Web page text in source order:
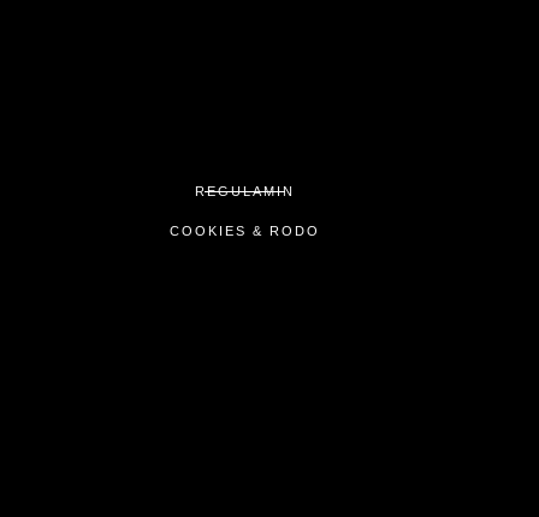
REGULAMIN
COOKIES & RODO